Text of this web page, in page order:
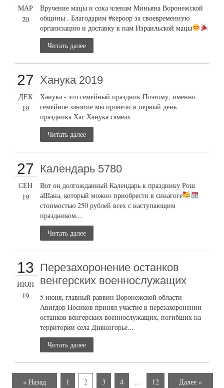
МАР
20
Вручение мацы и сока членам Миньяна Воронежской
общины . Благодарим #кероор за своевременную
организацию и доставку к нам Израильской мацы
Читать далее
27
ДЕК
19
Ханука 2019
Ханука - это семейный праздник Поэтому, именно
семейное занятие мы провели в первый день
праздника Хаг Ханука самеах
Читать далее
27
СЕН
19
Календарь 5780
Вот он долгожданный Календарь к празднику Рош
аШана, который можно приобрести в синагоге
стоимостью 250 рублей всех с наступающим
праздником...
Читать далее
13
ИЮН
19
Перезахоронение останков
венгерских военнослужащих
5 июня, главный раввин Воронежской области
Авигдор Носиков принял участие в перезахоронении
останков венгерских военнослужащих, погибших на
территории села Дивногорье...
Читать далее
« Назад 1 2 3 4 … 12 Далее »